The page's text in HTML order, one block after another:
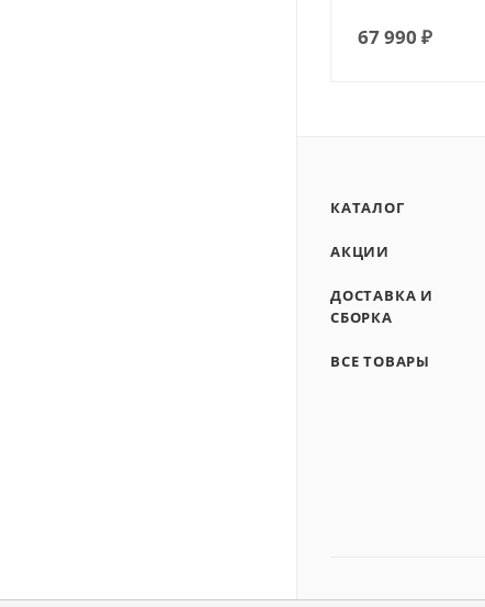
67 990 ₽
КАТАЛОГ
АКЦИИ
ДОСТАВКА И
СБОРКА
ВСЕ ТОВАРЫ